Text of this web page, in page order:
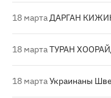
18 мартаДАРГАН
18 мартаТУРАН
18 мартаУкраинаны